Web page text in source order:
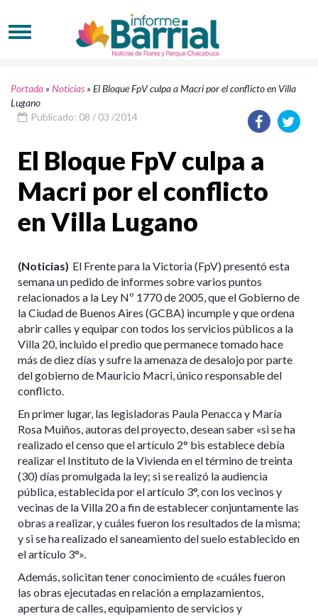
Portada »Noticias »El Bloque FpV culpa a Macri por el conflicto en Villa
Lugano
Publicado: 08 / 03 /2014
El Bloque FpV culpa a
Macri por el conflicto
en Villa Lugano
(Noticias) El Frente para la Victoria (FpV) presentó esta
semana un pedido de informes sobre varios puntos
relacionados a la Ley Nº 1770 de 2005, que el Gobierno de
la Ciudad de Buenos Aires (GCBA) incumple y que ordena
abrir calles y equipar con todos los servicios públicos a la
Villa 20, incluido el predio que permanece tomado hace
más de diez días y sufre la amenaza de desalojo por parte
del gobierno de Mauricio Macri, único responsable del
conflicto.
En primer lugar, las legisladoras Paula Penacca y María
Rosa Muiños, autoras del proyecto, desean saber «si se ha
realizado el censo que el artículo 2° bis establece debía
realizar el Instituto de la Vivienda en el término de treinta
(30) días promulgada la ley; si se realizó la audiencia
pública, establecida por el artículo 3°, con los vecinos y
vecinas de la Villa 20 a fin de establecer conjuntamente las
obras a realizar, y cuáles fueron los resultados de la misma;
y si se ha realizado el saneamiento del suelo establecido en
el artículo 3°».
Además, solicitan tener conocimiento de «cuáles fueron
las obras ejecutadas en relación a emplazamientos,
apertura de calles, equipamiento de servicios y